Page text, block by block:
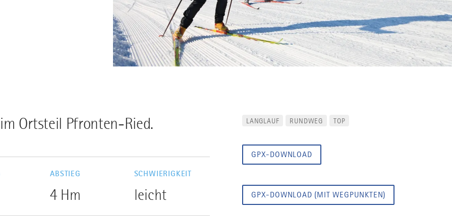
Ortsteil Pfronten-Ried.
ABSTIEG
4 Hm
SCHWIERIGKEIT
leicht
LANGLAUF RUNDWEG TOP
GPX-DOWNLOAD
GPX-DOWNLOAD (MIT WEGPUNKTEN)